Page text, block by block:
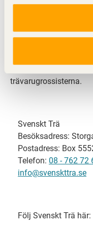
Svenskt Trä
och är en del av
svensk limträ-, KL-
trävarugrossisterna.
Svenskt Trä
Besöksadress:
Postadress: Box
Telefon: 08 - 762 72
info@svenskttra.se
Följ Svenskt Trä här: